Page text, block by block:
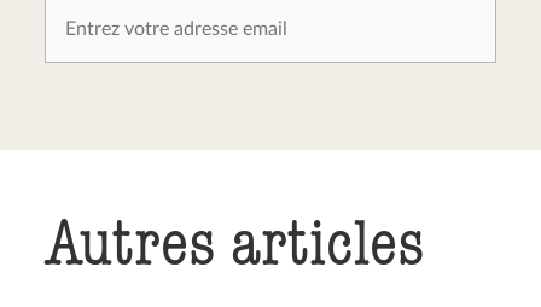
Autres articles